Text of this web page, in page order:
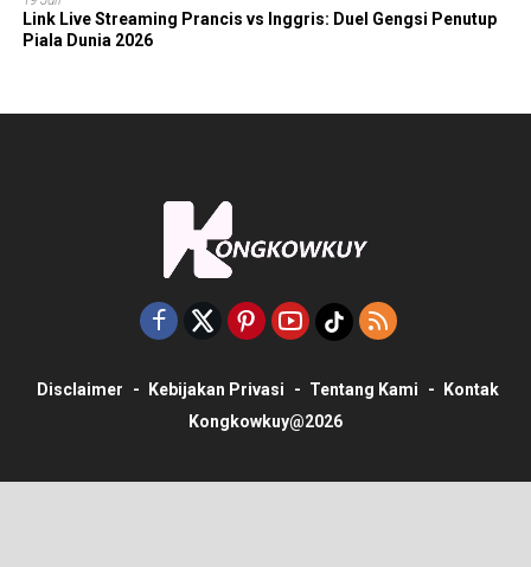
Link Live Streaming Prancis vs Inggris: Duel Gengsi Penutup
Piala Dunia 2026
Disclaimer Kebijakan Privasi Tentang Kami
Kontak
Kongkowkuy@2026